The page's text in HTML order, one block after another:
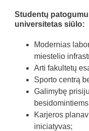
Studentų
universitetas siūlo:
Modernias
miestelio
Arti fakultetų
Sporto centrą
Galimybę
Karjeros
iniciatyvas;